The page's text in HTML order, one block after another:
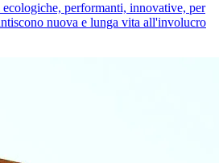
performanti, innovative, per
nuova e lunga vita all'involucro